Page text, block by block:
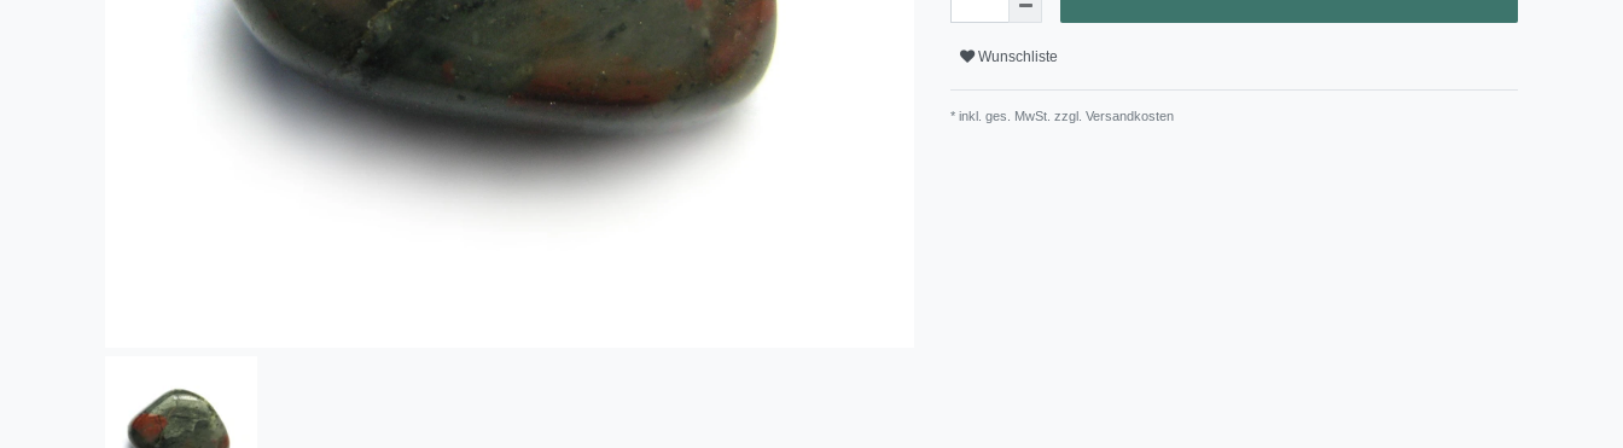
Wunschliste
* inkl. ges. MwSt. zzgl. Versandkosten